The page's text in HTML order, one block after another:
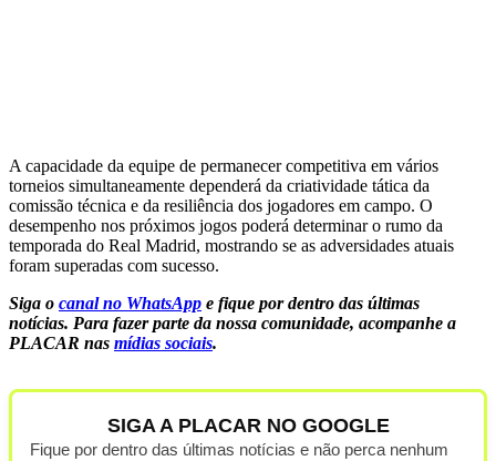
A capacidade da equipe de permanecer competitiva em vários
torneios simultaneamente dependerá da criatividade tática da
comissão técnica e da resiliência dos jogadores em campo. O
desempenho nos próximos jogos poderá determinar o rumo da
temporada do Real Madrid, mostrando se as adversidades atuais
foram superadas com sucesso.
Siga o canal no WhatsApp e fique por dentro das últimas
notícias. Para fazer parte da nossa comunidade, acompanhe a
PLACAR nas mídias sociais.
SIGA A PLACAR NO GOOGLE
Fique por dentro das últimas notícias e não perca nenhum